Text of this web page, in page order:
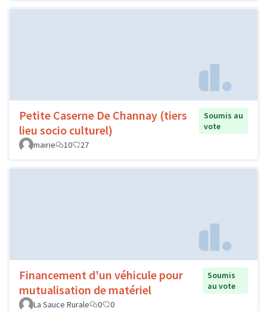
Petite Caserne De Channay (tiers
lieu socio culturel)
Soumis au
vote
mairie
10 27
Financement d'un véhicule pour
mutualisation de matériel
Soumis
au vote
La Sauce Rurale
0 0